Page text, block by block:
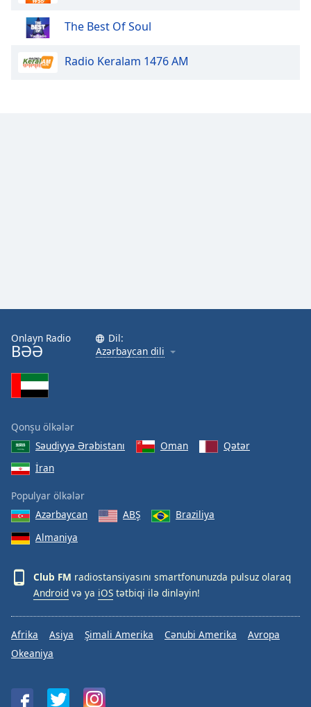
The Best Of Soul
Radio Keralam 1476 AM
Onlayn Radio
BƏƏ
Dil:
Azərbaycan dili
Qonşu ölkələr
Səudiyyə Ərəbistanı
Oman
Qətər
İran
Populyar ölkələr
Azərbaycan
ABŞ
Braziliya
Almaniya
Club FM radiostansiyasını smartfonunuzda pulsuz olaraq
Android və ya iOS tətbiqi ilə dinləyin!
Afrika Asiya Şimali Amerika Cənubi Amerika
Avropa
Okeaniya